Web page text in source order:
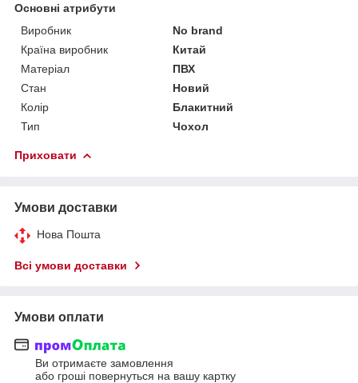
Основні атрибути
Виробник
No brand
Країна виробник
Китай
Матеріал
ПВХ
Стан
Новий
Колір
Блакитний
Тип
Чохол
Приховати
Умови доставки
Нова Пошта
Всі умови доставки
Умови оплати
Ви отримаєте замовлення
або гроші повернуться на вашу картку